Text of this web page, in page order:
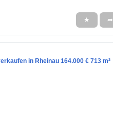
★ ➦
in Rheinau 164.000 € 713 m²